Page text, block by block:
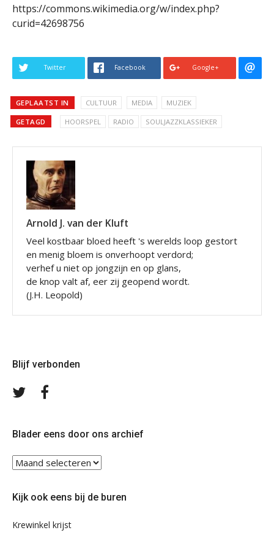
https://commons.wikimedia.org/w/index.php?
curid=42698756
Twitter Facebook Google+
GEPLAATST IN CULTUUR MEDIA MUZIEK
GETAGD HOORSPEL RADIO SOULJAZZKLASSIEKER
Arnold J. van der Kluft
Veel kostbaar bloed heeft 's werelds loop gestort
en menig bloem is onverhoopt verdord;
verhef u niet op jongzijn en op glans,
de knop valt af, eer zij geopend wordt.
(J.H. Leopold)
Blijf verbonden
Volg
Blader eens door ons archief
Blader
eens
ons
Kijk ook eens bij de buren
Krewinkel krijst